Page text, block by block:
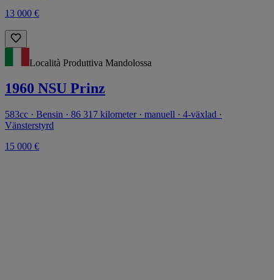
13 000 €
Località Produttiva Mandolossa
1960 NSU Prinz
583cc · Bensin · 86 317 kilometer · manuell · 4-växlad ·
Vänsterstyrd
15 000 €